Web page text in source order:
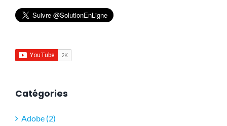
Catégories
Adobe (2)